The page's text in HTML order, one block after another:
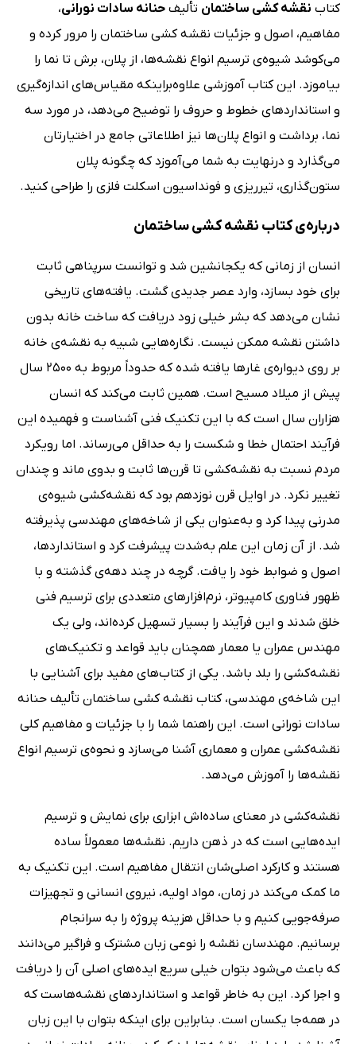
کتاب نقشه کشی ساختمان تألیف حنانه سادات نورانی،
مفاهیم، اصول و جزئیات نقشه کشی ساختمان را مرور کرده و
می‌کوشد شیوه‌ی ترسیم انواع نقشه‌ها، از پلان، برش تا نما را
بیاموزد. این کتاب آموزشی علاوه‌براینکه مقیاس‌های اندازه‌گیری
و استانداردهای خطوط و حروف را توضیح می‌دهد، در مورد سه
نما، برداشت و انواع پلان‌ها نیز اطلاعاتی جامع در اختیارتان
می‌گذارد و درنهایت به شما می‌آموزد که چگونه پلان
ستون‌گذاری، تیرریزی و فونداسیون اسکلت فلزی را طراحی کنید.
درباره‌ی کتاب نقشه کشی ساختمان
انسان از زمانی که یکجانشین شد و توانست سرپناهی ثابت
برای خود بسازد، وارد عصر جدیدی گشت. یافته‌های تاریخی
نشان می‌دهد که بشر خیلی زود دریافت که ساخت خانه بدون
داشتن نقشه ممکن نیست. نگاره‌هایی شبیه به نقشه‌ی خانه
بر روی دیواره‌ی غارها یافته شده که حدوداً مربوط به 2500 سال
پیش از میلاد مسیح است. همین ثابت می‌کند که انسان
هزاران سال است که با این تکنیک فنی آشناست و فهمیده این
فرآیند احتمال خطا و شکست را به حداقل می‌رساند. اما رویکرد
مردم نسبت به نقشه‌کشی تا قرن‌ها ثابت و بدوی ماند و چندان
تغییر نکرد. در اوایل قرن نوزدهم بود که نقشه‌کشی شیوه‌ی
مدرنی پیدا کرد و به‌عنوان یکی از شاخه‌های مهندسی پذیرفته
شد. از آن زمان این علم به‌شدت پیشرفت کرد و استانداردها،
اصول و ضوابط خود را یافت. گرچه در چند دهه‌ی گذشته و با
ظهور فناوری کامپیوتر، نرم‌افزارهای متعددی برای ترسیم فنی
خلق شدند و این فرآیند را بسیار تسهیل کرده‌اند، ولی یک
مهندس عمران یا معمار همچنان باید قواعد و تکنیک‌های
نقشه‌کشی را بلد باشد. یکی از کتاب‌های مفید برای آشنایی با
این شاخه‌ی مهندسی، کتاب نقشه کشی ساختمان تألیف حنانه
سادات نورانی است. این راهنما شما را با جزئیات و مفاهیم کلی
نقشه‌کشی عمران و معماری آشنا می‌سازد و نحوه‌ی ترسیم انواع
نقشه‌ها را آموزش می‌دهد.
نقشه‌کشی در معنای ساده‌اش ابزاری برای نمایش و ترسیم
ایده‌هایی است که در ذهن داریم. نقشه‌ها معمولاً ساده
هستند و کارکرد اصلی‌شان انتقال مفاهیم است. این تکنیک به
ما کمک می‌کند در زمان، مواد اولیه، نیروی انسانی و تجهیزات
صرفه‌جویی کنیم و با حداقل هزینه پروژه را به سرانجام
برسانیم. مهندسان نقشه را نوعی زبان مشترک و فراگیر می‌دانند
که باعث می‌شود بتوان خیلی سریع ایده‌های اصلی آن را دریافت
و اجرا کرد. این به خاطر قواعد و استانداردهای نقشه‌هاست که
در همه‌جا یکسان است. بنابراین برای اینکه بتوان با این زبان